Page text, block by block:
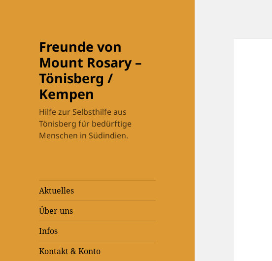
Freunde von
Mount Rosary –
Tönisberg /
Kempen
Hilfe zur Selbsthilfe aus
Tönisberg für bedürftige
Menschen in Südindien.
Aktuelles
Über uns
Infos
Kontakt & Konto